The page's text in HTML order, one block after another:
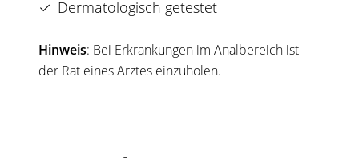
Dermatologisch getestet
Hinweis: Bei Erkrankungen im Analbereich ist
der Rat eines Arztes einzuholen.